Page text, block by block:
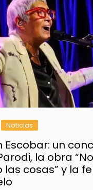
Noticias
Escobar: un
la obra
las cosas” y la